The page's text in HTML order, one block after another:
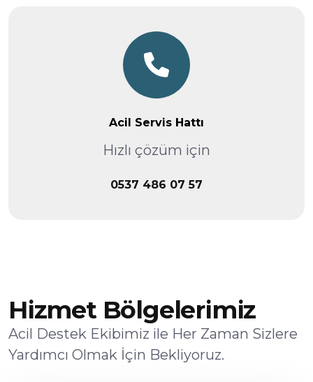
Acil Servis Hattı
Hızlı çözüm için
0537 486 07 57
Hizmet Bölgelerimiz
Acil Destek Ekibimiz ile Her Zaman Sizlere
Yardımcı Olmak İçin Bekliyoruz.